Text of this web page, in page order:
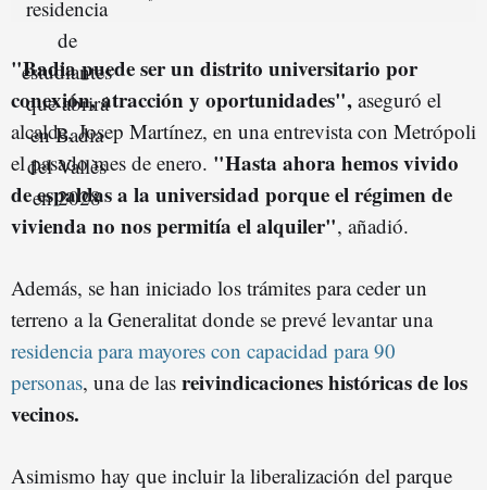
"Badia puede ser un distrito universitario por
conexión, atracción y oportunidades", aseguró el
alcalde, Josep Martínez, en una entrevista con Metrópoli
el pasado mes de enero. "Hasta ahora hemos vivido
de espaldas a la universidad porque el régimen de
vivienda no nos permitía el alquiler", añadió.
Además, se han iniciado los trámites para ceder un
terreno a la Generalitat donde se prevé levantar una
residencia para mayores con capacidad para 90
personas, una de las reivindicaciones históricas de los
vecinos.
Asimismo hay que incluir la liberalización del parque